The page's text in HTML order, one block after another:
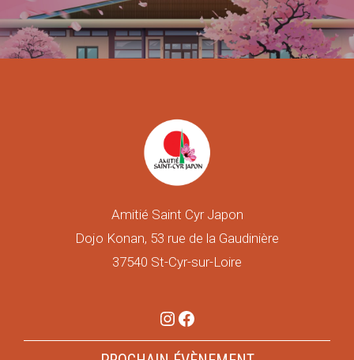
Amitié Saint Cyr Japon
Dojo Konan, 53 rue de la Gaudinière
37540 St-Cyr-sur-Loire
InstagramFacebook